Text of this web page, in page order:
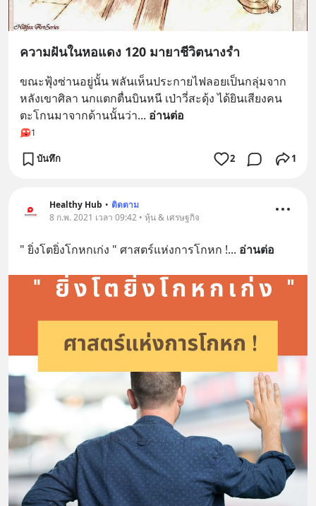
ความฝันในหอแดง 120 มายาชีวิตนางรำ
ขณะฟุ้งซ่านอยู่นั้น พลันเห็นประกายไฟลอยเป็นกลุ่มจาก
หลังเขาศิลา นกแตกตื่นบินหนี เป่าวี่สะดุ้ง ได้ยินเสียงคน
ตะโกนมาจากด้านนั้นว่า... อ่านต่อ
1
บันทึก 2 1
Healthy Hub • ติดตาม
8 ก.พ. 2021 เวลา 09:42 • หุ้น & เศรษฐกิจ
" ยิ่งโตยิ่งโกหกเก่ง " ศาสตร์แห่งการโกหก !... อ่านต่อ